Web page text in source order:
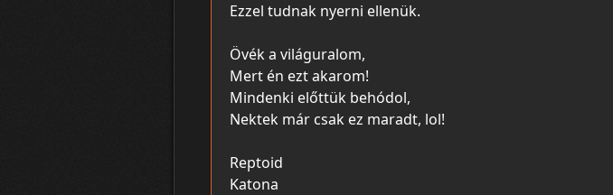
Ezzel tudnak nyerni ellenük.
Övék a világuralom,
Mert én ezt akarom!
Mindenki előttük behódol,
Nektek már csak ez maradt, lol!
Reptoid
Katona